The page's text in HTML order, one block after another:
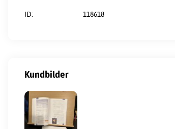
ID: 118618
Kundbilder